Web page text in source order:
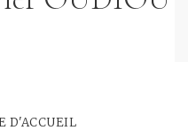
D'ACCUEIL